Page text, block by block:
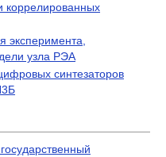
коррелированных
эксперимента,
узла РЭА
синтезаторов